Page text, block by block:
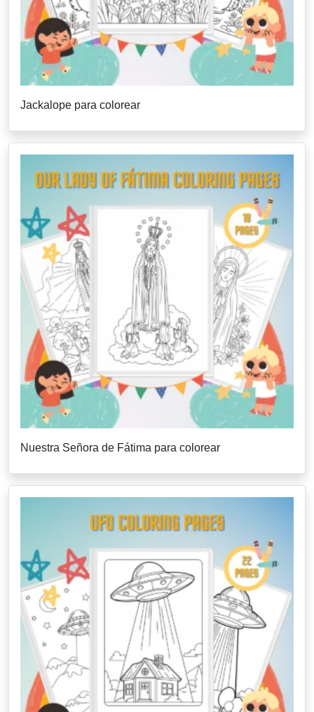
Jackalope para colorear
Nuestra Señora de Fátima para colorear